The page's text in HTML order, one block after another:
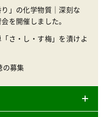
」の化学物質｜深刻な
を開催しました。
さ・し・す梅」を漬けよ
の募集